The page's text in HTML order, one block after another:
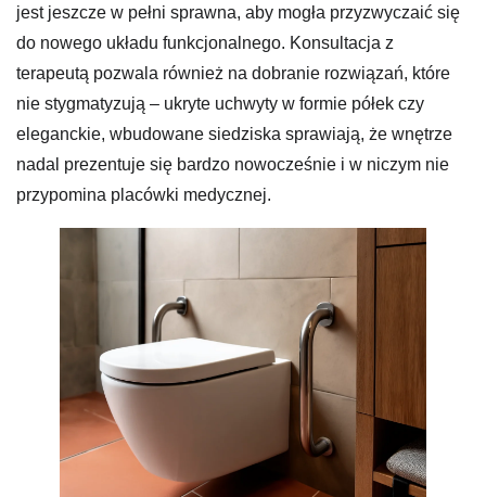
jest jeszcze w pełni sprawna, aby mogła przyzwyczaić się
do nowego układu funkcjonalnego. Konsultacja z
terapeutą pozwala również na dobranie rozwiązań, które
nie stygmatyzują – ukryte uchwyty w formie półek czy
eleganckie, wbudowane siedziska sprawiają, że wnętrze
nadal prezentuje się bardzo nowocześnie i w niczym nie
przypomina placówki medycznej.